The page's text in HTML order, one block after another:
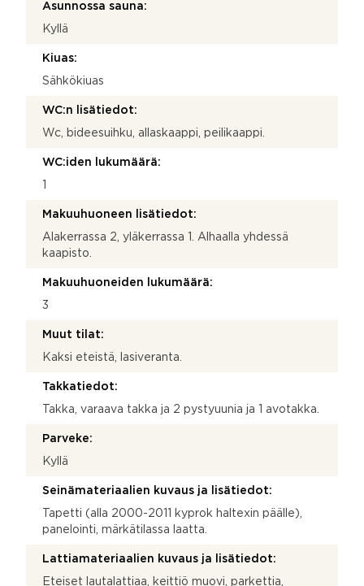
Asunnossa sauna:
Kyllä
Kiuas:
Sähkökiuas
WC:n lisätiedot:
Wc, bideesuihku, allaskaappi, peilikaappi.
WC:iden lukumäärä:
Makuuhuoneen lisätiedot:
Alakerrassa 2, yläkerrassa 1. Alhaalla yhdessä
kaapisto.
Makuuhuoneiden lukumäärä:
3
Muut tilat:
Kaksi eteistä, lasiveranta.
Takkatiedot:
Takka, varaava takka ja 2 pystyuunia ja 1 avotakka.
Parveke:
Kyllä
Seinämateriaalien kuvaus ja lisätiedot:
Tapetti (alla 2000-2011 kyprok haltexin päälle),
panelointi, märkätilassa laatta.
Lattiamateriaalien kuvaus ja lisätiedot:
Eteiset lautalattiaa, keittiö muovi, parkettia,